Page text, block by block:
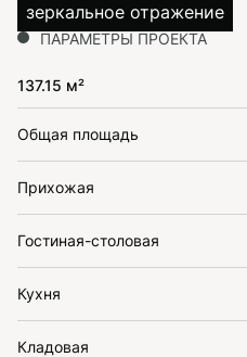
зеркальное отражение
ПАРАМЕТРЫ ПРОЕКТА
137.15 м²
Общая площадь
Прихожая
Гостиная-столовая
Кухня
Кладовая